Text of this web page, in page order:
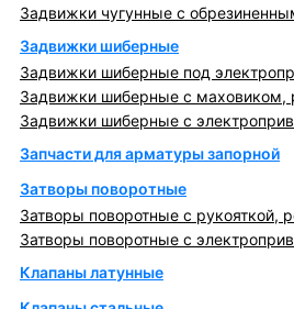
Задвижки чугунные с
Задвижки шиберные
Задвижки шиберные под
Задвижки шиберные с маховиком,
Задвижки шиберные с
Запчасти для арматуры запорной
Затворы поворотные
Затворы поворотные с рукояткой,
Затворы поворотные с
Клапаны латунные